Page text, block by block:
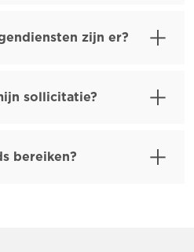
zijn er?
sollicitatie?
bereiken?